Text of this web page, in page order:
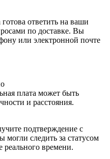
ответить на ваши
по доставке. Вы
или электронной почте
плата может быть
и расстояния.
подтверждение с
следить за статусом
реального времени.